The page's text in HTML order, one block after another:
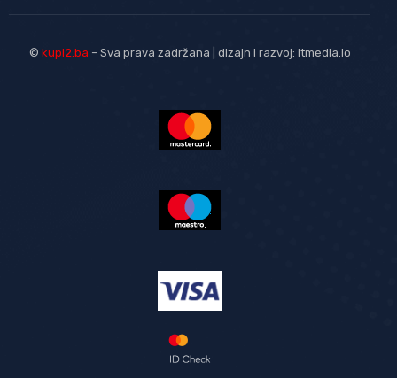
© kupi2.ba – Sva prava zadržana | dizajn i razvoj: itmedia.io